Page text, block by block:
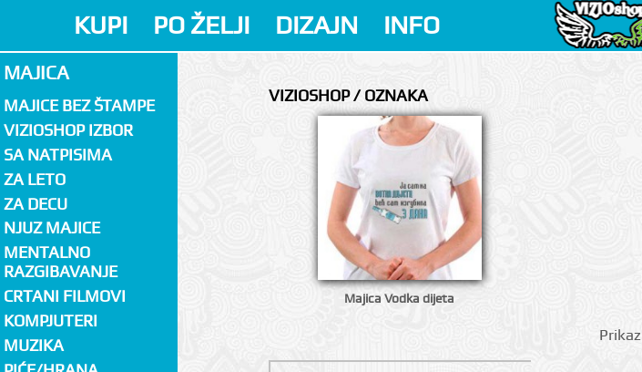
KUPI PO ŽELJI DIZAJN INFO
MAJICA
MAJICE BEZ ŠTAMPE
VIZIOSHOP IZBOR
SA NATPISIMA
ZA LETO
ZA DECU
NJUZ MAJICE
MENTALNO
RAZGIBAVANJE
CRTANI FILMOVI
KOMPJUTERI
MUZIKA
VIZIOSHOP / OZNAKA
Majica Vodka dijeta